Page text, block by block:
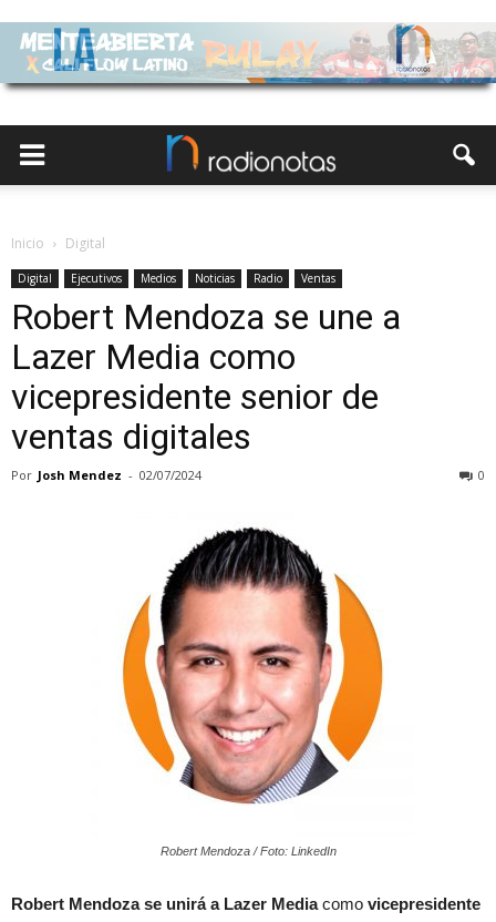
Inicio Digital
Digital Ejecutivos Medios Noticias Radio Ventas
Robert Mendoza se une a
Lazer Media como
vicepresidente senior de
ventas digitales
Por Josh Mendez - 02/07/2024 0
Robert Mendoza / Foto: LinkedIn
Robert Mendoza se unirá a Lazer Mediacomo vicepresidente